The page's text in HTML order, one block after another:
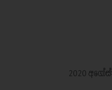
2020